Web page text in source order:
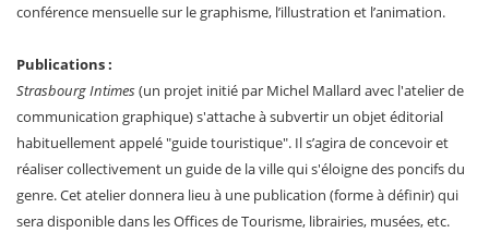
conférence mensuelle sur le graphisme, l’illustration et l’animation.
Publications :
Strasbourg Intimes(un projet initié par Michel Mallard avec l'atelier de
communication graphique) s'attache à subvertir un objet éditorial
habituellement appelé "guide touristique". Il s’agira de concevoir et
réaliser collectivement un guide de la ville qui s'éloigne des poncifs du
genre. Cet atelier donnera lieu à une publication (forme à définir) qui
sera disponible dans les Offices de Tourisme, librairies, musées, etc.